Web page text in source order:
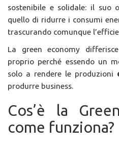
sostenibile e solidale: il suo
quello di ridurre i consumi
trascurando comunque
La green economy
proprio perché essendo un
solo a rendere le produzioni
produrre business.
Cos’è la
come funziona?